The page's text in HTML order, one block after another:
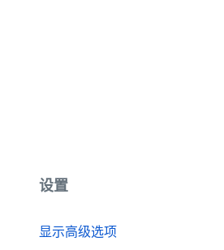
设置
显示高级选项